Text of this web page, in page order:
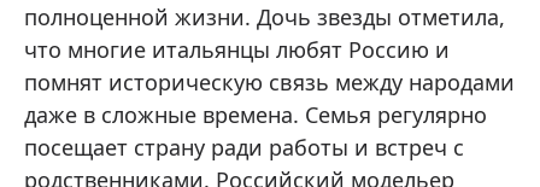
полноценной жизни. Дочь звезды отметила,
что многие итальянцы любят Россию и
помнят историческую связь между народами
даже в сложные времена. Семья регулярно
посещает страну ради работы и встреч с
родственниками. Российский модельер